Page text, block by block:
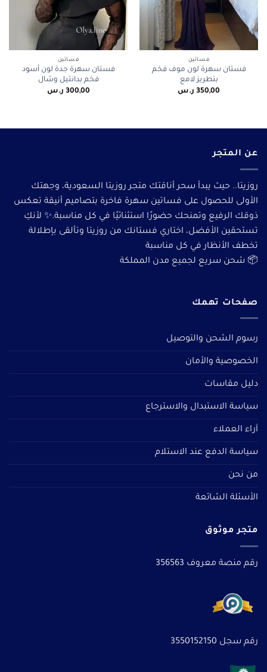
فساتين
فستان سهرة لون موف فخم
بتطريز لامع
350,00 ر.س
فساتين
فستان سهرة جدة لون أسود
فخم بدانتيل وشال
300,00 ر.س
عن المتجر
روزيتا.. حيث يبدأ سحر أناقتك متجر روزيتا السعودية، وجهتك
الأولى للحصول على فساتين سهرة فاخرة بتصاميم أنيقة تعكس
ذوقك الرفيع وتمنحك حضورًا استثنائيًا في كل مناسبة.✨ لأنكِ
تستحقين الأفضل، اختاري فستانك من روزيتا وتألقى بإطلالة
تخطف الأنظار في كل مناسبة
📦 شحن سريع لجميع مدن المملكة
صفحات تهمك
رسوم الشحن والتوصيل
الخصوصية والأمان
دليل مقاسات
سياسة الاستبدال والاسترجاع
آراء العملاء
سياسة الدفع عند الاستلام
من نحن
الأسئلة الشائعة
متجر موثوق
رقم منصة معروف 356563
رقم سجل 3550152150